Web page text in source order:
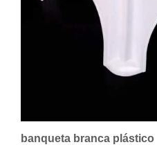
banqueta branca plástico